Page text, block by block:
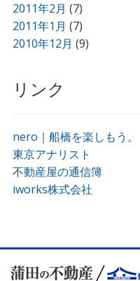
2011年2月 (7)
2011年1月 (7)
2010年12月 (9)
リンク
nero｜船橋を楽しもう。
東京アナリスト
不動産屋の通信簿
iworks株式会社